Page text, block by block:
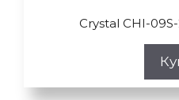
Crystal CHI-